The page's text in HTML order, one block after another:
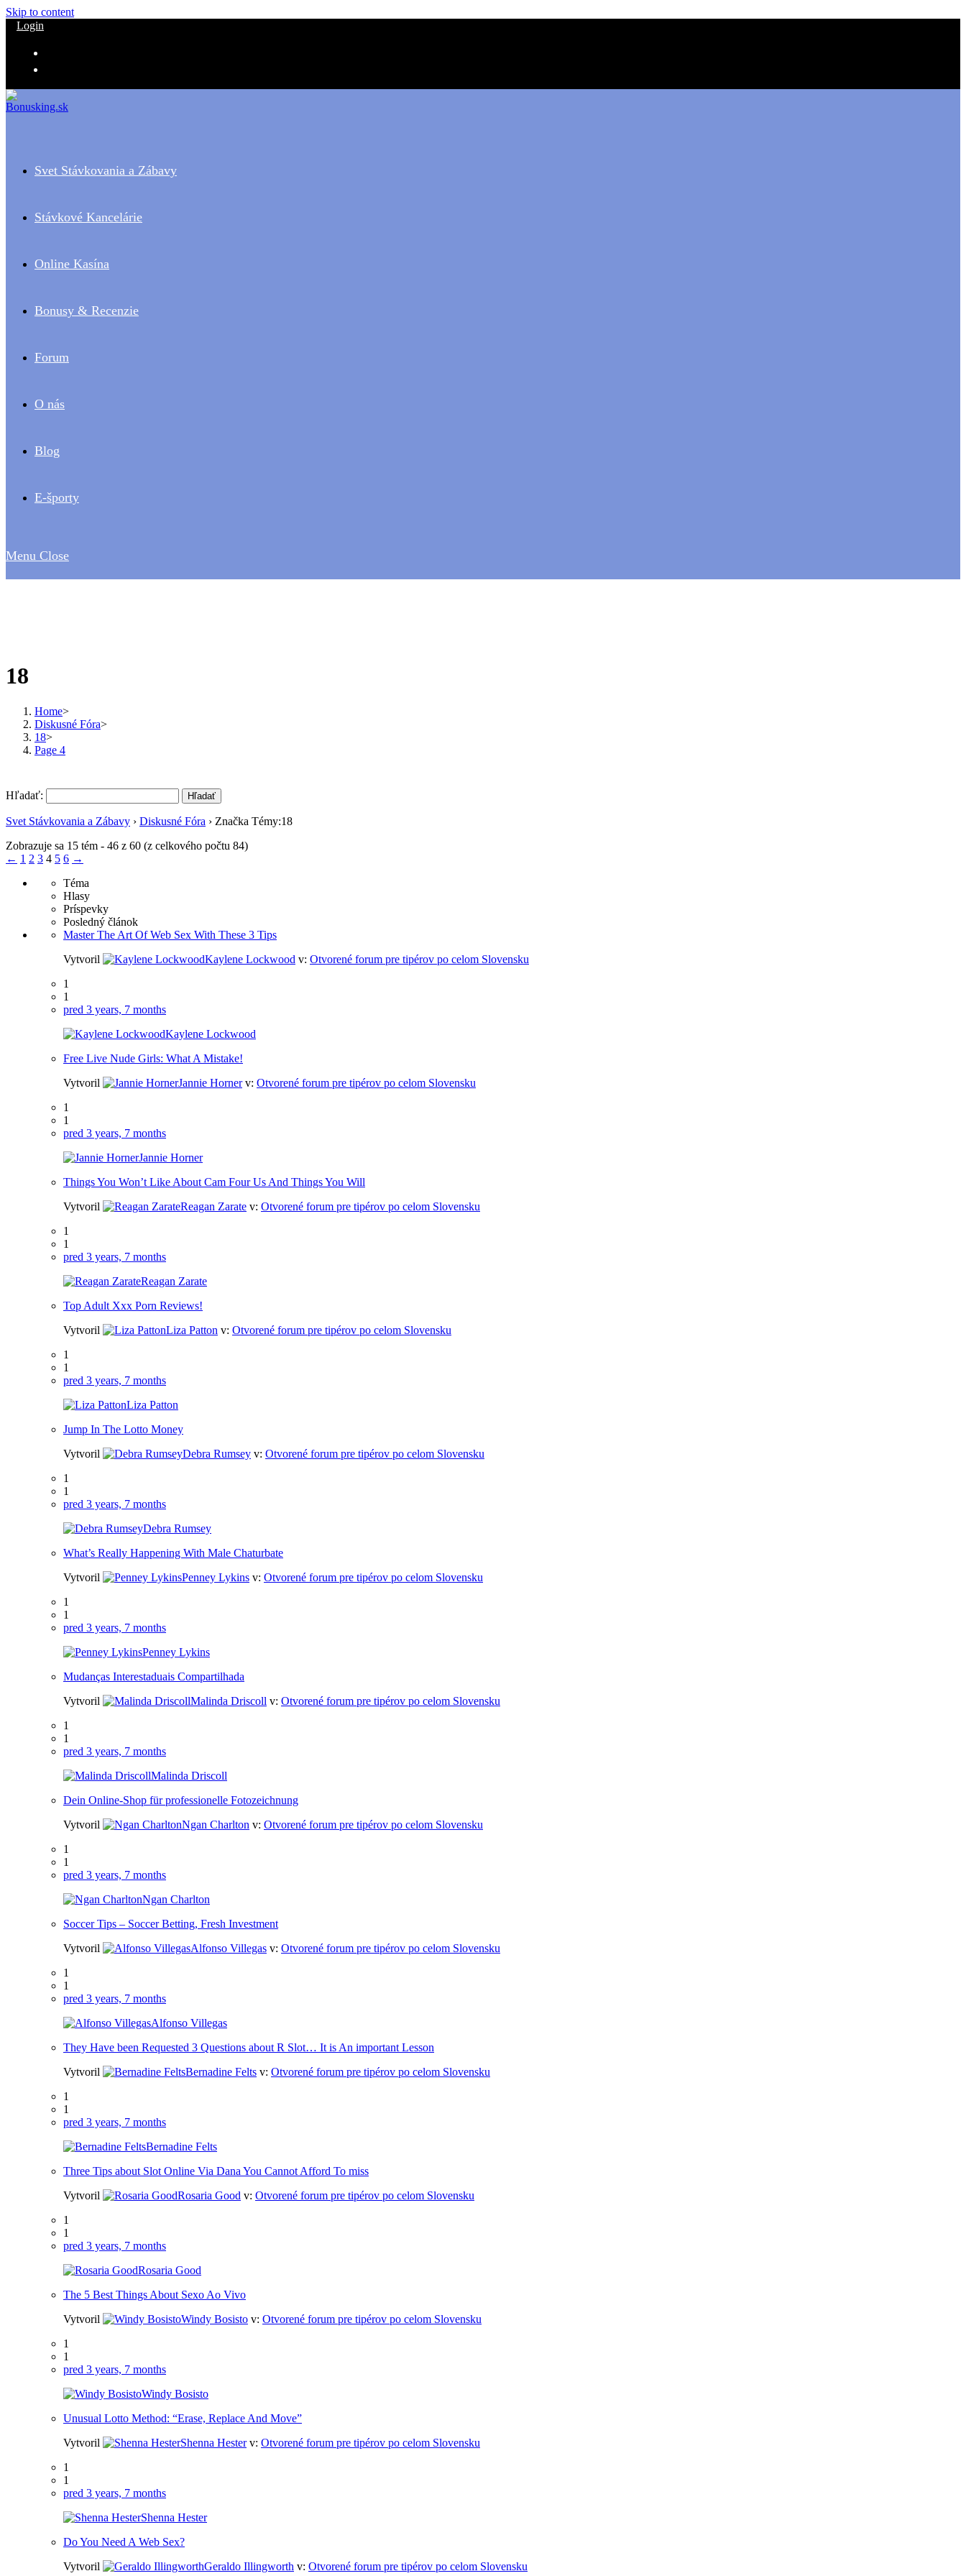
Skip to content
Login
Svet Stávkovania a Zábavy
Stávkové Kancelárie
Online Kasína
Bonusy & Recenzie
Forum
O nás
Blog
E-športy
Menu Close
18
Home>
Diskusné Fóra>
18>
Page 4
Hľadať:
Svet Stávkovania a Zábavy › Diskusné Fóra › Značka Témy:18
Zobrazuje sa 15 tém - 46 z 60 (z celkového počtu 84)
← 1 2 3 4 5 6 →
Téma
Hlasy
Príspevky
Posledný článok
Master The Art Of Web Sex With These 3 Tips
Vytvoril
Kaylene Lockwood v: Otvorené forum pre tipérov po celom Slovensku
1
1
pred 3 years, 7 months
Kaylene Lockwood
Free Live Nude Girls: What A Mistake!
Vytvoril
Jannie Horner v: Otvorené forum pre tipérov po celom Slovensku
1
1
pred 3 years, 7 months
Jannie Horner
Things You Won’t Like About Cam Four Us And Things You Will
Vytvoril
Reagan Zarate v: Otvorené forum pre tipérov po celom Slovensku
1
1
pred 3 years, 7 months
Reagan Zarate
Top Adult Xxx Porn Reviews!
Vytvoril
Liza Patton v: Otvorené forum pre tipérov po celom Slovensku
1
1
pred 3 years, 7 months
Liza Patton
Jump In The Lotto Money
Vytvoril
Debra Rumsey v: Otvorené forum pre tipérov po celom Slovensku
1
1
pred 3 years, 7 months
Debra Rumsey
What’s Really Happening With Male Chaturbate
Vytvoril
Penney Lykins v: Otvorené forum pre tipérov po celom Slovensku
1
1
pred 3 years, 7 months
Penney Lykins
Mudanças Interestaduais Compartilhada
Vytvoril
Malinda Driscoll v: Otvorené forum pre tipérov po celom Slovensku
1
1
pred 3 years, 7 months
Malinda Driscoll
Dein Online-Shop für professionelle Fotozeichnung
Vytvoril
Ngan Charlton v: Otvorené forum pre tipérov po celom Slovensku
1
1
pred 3 years, 7 months
Ngan Charlton
Soccer Tips – Soccer Betting, Fresh Investment
Vytvoril
Alfonso Villegas v: Otvorené forum pre tipérov po celom Slovensku
1
1
pred 3 years, 7 months
Alfonso Villegas
They Have been Requested 3 Questions about R Slot… It is An important Lesson
Vytvoril
Bernadine Felts v: Otvorené forum pre tipérov po celom Slovensku
1
1
pred 3 years, 7 months
Bernadine Felts
Three Tips about Slot Online Via Dana You Cannot Afford To miss
Vytvoril
Rosaria Good v: Otvorené forum pre tipérov po celom Slovensku
1
1
pred 3 years, 7 months
Rosaria Good
The 5 Best Things About Sexo Ao Vivo
Vytvoril
Windy Bosisto v: Otvorené forum pre tipérov po celom Slovensku
1
1
pred 3 years, 7 months
Windy Bosisto
Unusual Lotto Method: “Erase, Replace And Move”
Vytvoril
Shenna Hester v: Otvorené forum pre tipérov po celom Slovensku
1
1
pred 3 years, 7 months
Shenna Hester
Do You Need A Web Sex?
Vytvoril
Geraldo Illingworth v: Otvorené forum pre tipérov po celom Slovensku